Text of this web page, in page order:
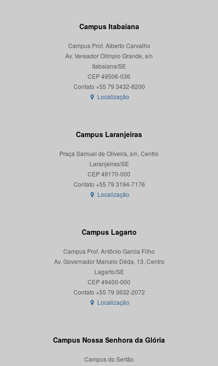
Campus Itabaiana
Campus Prof. Alberto Carvalho
Av. Vereador Olímpio Grande, s/n
Itabaiana/SE
CEP 49506-036
Localização
Campus Laranjeiras
Praça Samuel de Oliveira, s/n, Centro
Laranjeiras/SE
CEP 49170-000
Localização
Campus Lagarto
Campus Prof. Antônio Garcia Filho
Av. Governador Marcelo Déda, 13, Centro
Lagarto/SE
CEP 49400-000
Localização
Campus Nossa Senhora da Glória
Campus do Sertão